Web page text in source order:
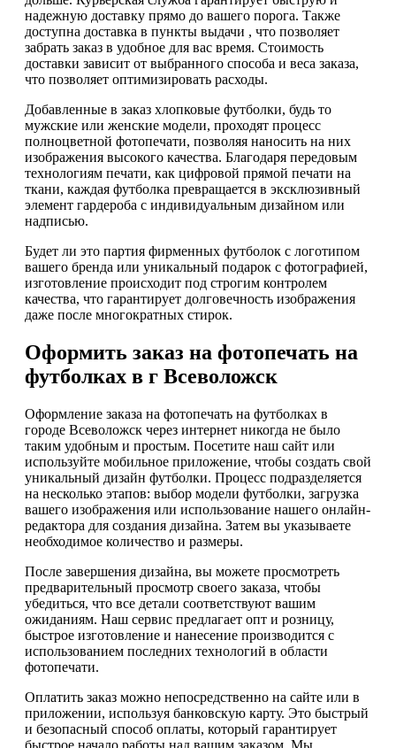
надежную доставку прямо до вашего порога. Также
доступна доставка в пункты выдачи , что позволяет
забрать заказ в удобное для вас время. Стоимость
доставки зависит от выбранного способа и веса заказа,
что позволяет оптимизировать расходы.
Добавленные в заказ хлопковые футболки, будь то
мужские или женские модели, проходят процесс
полноцветной фотопечати, позволяя наносить на них
изображения высокого качества. Благодаря передовым
технологиям печати, как цифровой прямой печати на
ткани, каждая футболка превращается в эксклюзивный
элемент гардероба с индивидуальным дизайном или
надписью.
Будет ли это партия фирменных футболок с логотипом
вашего бренда или уникальный подарок с фотографией,
изготовление происходит под строгим контролем
качества, что гарантирует долговечность изображения
даже после многократных стирок.
Оформить заказ на фотопечать на
футболках в г Всеволожск
Оформление заказа на фотопечать на футболках в
городе Всеволожск через интернет никогда не было
таким удобным и простым. Посетите наш сайт или
используйте мобильное приложение, чтобы создать свой
уникальный дизайн футболки. Процесс подразделяется
на несколько этапов: выбор модели футболки, загрузка
вашего изображения или использование нашего онлайн-
редактора для создания дизайна. Затем вы указываете
необходимое количество и размеры.
После завершения дизайна, вы можете просмотреть
предварительный просмотр своего заказа, чтобы
убедиться, что все детали соответствуют вашим
ожиданиям. Наш сервис предлагает опт и розницу,
быстрое изготовление и нанесение производится с
использованием последних технологий в области
фотопечати.
Оплатить заказ можно непосредственно на сайте или в
приложении, используя банковскую карту. Это быстрый
и безопасный способ оплаты, который гарантирует
быстрое начало работы над вашим заказом. Мы